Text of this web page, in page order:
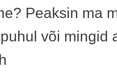
Peaksin ma
või mingid